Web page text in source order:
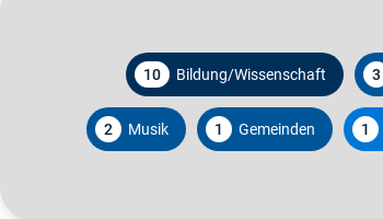
10 Bildung/Wissenschaft 3
2 Musik 1 Gemeinden 1